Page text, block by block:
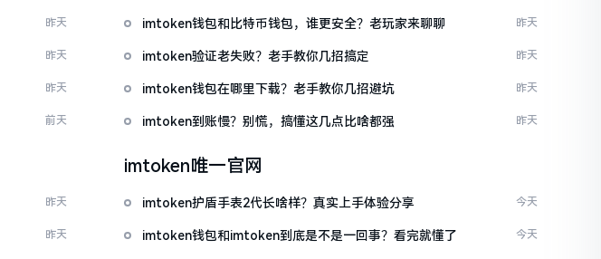
昨天
昨天
昨天
前天
imtoken钱包和比特币钱包，谁更安全？老玩家来聊聊 昨天
imtoken验证老失败？老手教你几招搞定 昨天
imtoken钱包在哪里下载？老手教你几招避坑 昨天
imtoken到账慢？别慌，搞懂这几点比啥都强 昨天
昨天
昨天
imtoken唯一官网
imtoken护盾手表2代长啥样？真实上手体验分享 今天
imtoken钱包和imtoken到底是不是一回事？看完就懂了 今天